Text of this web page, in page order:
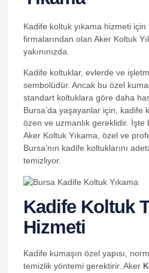
panel
panel
panel
panel
panel
panel
panel
panel
panel
panel
satın al
Kadife koltuk yıkama hizmeti için
firmalarından olan Aker Koltuk
yakınınızda.
Kadife koltuklar, evlerde ve
sembolüdür. Ancak bu özel
standart koltuklara göre daha
Bursa’da yaşayanlar için, kadife
özen ve uzmanlık gereklidir.
Aker Koltuk Yıkama, özel ve
Bursa’nın kadife koltuklarını
temizliyor.
Kadife Koltuk
Hizmeti
Kadife kumaşın özel yapısı,
temizlik yöntemi gerektirir. Aker